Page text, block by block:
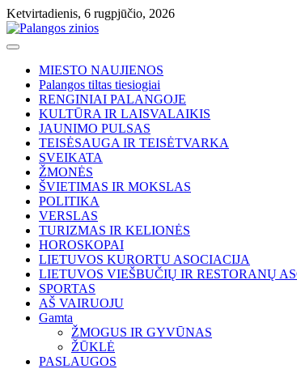
Skip
to
content
Ketvirtadienis, 6 rugpjūčio, 2026
MIESTO NAUJIENOS
Palangos tiltas tiesiogiai
RENGINIAI PALANGOJE
KULTŪRA IR LAISVALAIKIS
JAUNIMO PULSAS
TEISĖSAUGA IR TEISĖTVARKA
SVEIKATA
ŽMONĖS
ŠVIETIMAS IR MOKSLAS
POLITIKA
VERSLAS
TURIZMAS IR KELIONĖS
HOROSKOPAI
LIETUVOS KURORTU ASOCIACIJA
LIETUVOS VIEŠBUČIŲ IR RESTORANŲ
SPORTAS
AŠ VAIRUOJU
Gamta
ŽMOGUS IR GYVŪNAS
ŽŪKLĖ
PASLAUGOS